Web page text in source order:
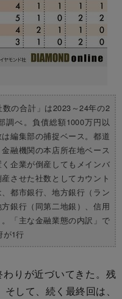
の合計」は2023～24年の2
調べ。負債総額1000万円以
編集部の捕捉ベース。都道
融機関の本店所在地ベース
企業が倒産してもメインバ
させた社数としてカウント
都市銀行、地方銀行（ラン
銀行（同第二地銀）、信用
「主な金融業態の内訳」で
が1行
りが近づいてきた。残
して、続く最終回は、